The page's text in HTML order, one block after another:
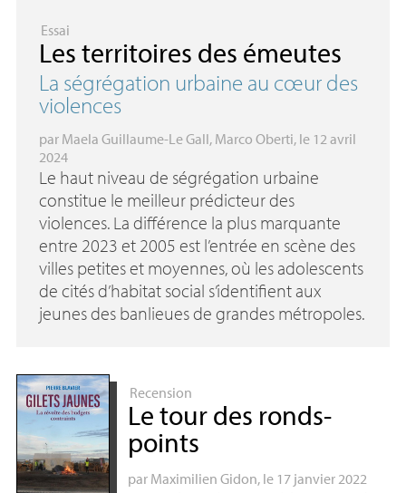
Essai
Les territoires des émeutes
La ségrégation urbaine au cœur des
violences
par Maela Guillaume-Le Gall, Marco Oberti, le 12 avril
2024
Le haut niveau de ségrégation urbaine
constitue le meilleur prédicteur des
violences. La différence la plus marquante
entre 2023 et 2005 est l’entrée en scène des
villes petites et moyennes, où les adolescents
de cités d’habitat social s’identifient aux
jeunes des banlieues de grandes métropoles.
Recension
Le tour des ronds-
points
par Maximilien Gidon, le 17 janvier 2022